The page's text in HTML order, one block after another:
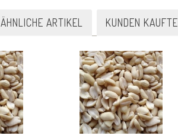
ÄHNLICHE ARTIKEL KUNDEN